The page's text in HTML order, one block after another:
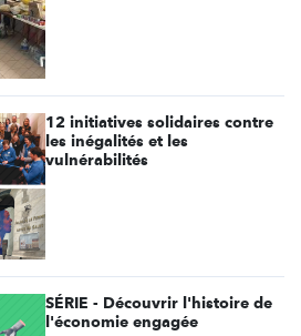
12 initiatives solidaires contre
les inégalités et les
vulnérabilités
SÉRIE - Découvrir l'histoire de
l'économie engagée